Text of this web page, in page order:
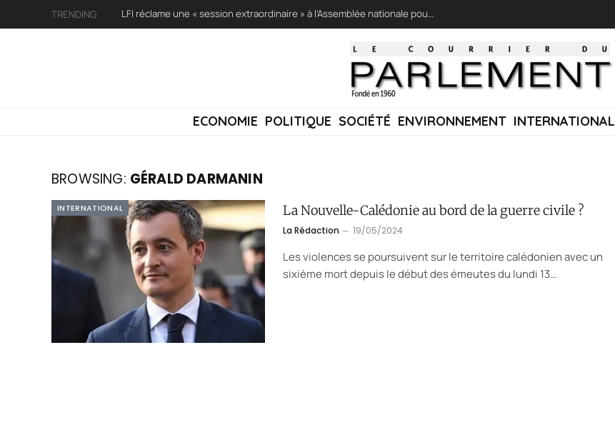
TRENDING LFI réclame une « session extraordinaire » à l’Assemblée nationale pour lutter contre les incendies
ECONOMIE POLITIQUE SOCIÉTÉ ENVIRONNEMENT INTERNATIONAL
BROWSING: GÉRALD DARMANIN
INTERNATIONAL La Nouvelle-Calédonie au bord de la guerre civile ?
La Rédaction 19/05/2024
Les violences se poursuivent sur le territoire calédonien avec un
sixième mort depuis le début des émeutes du lundi 13…